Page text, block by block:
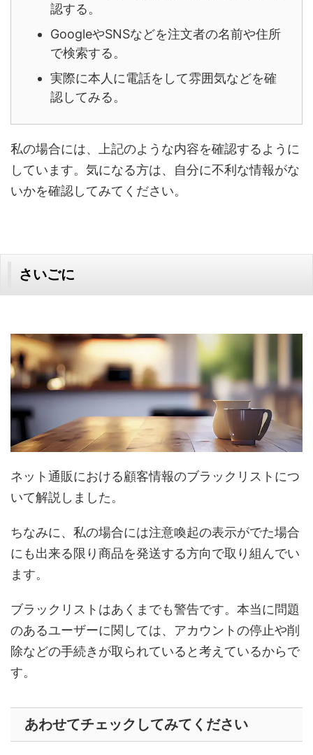
認する。
GoogleやSNSなどを注文者の名前や住所
で検索する。
実際に本人に電話をして雰囲気などを確
認してみる。
私の場合には、上記のような内容を確認するように
しています。気になる方は、自分に不利な情報がな
いかを確認してみてください。
さいごに
ネット通販における顧客情報のブラックリストにつ
いて解説しました。
ちなみに、私の場合には注意喚起の表示がでた場合
にも出来る限り商品を発送する方向で取り組んでい
ます。
ブラックリストはあくまでも警告です。本当に問題
のあるユーザーに関しては、アカウントの停止や削
除などの手続きが取られていると考えているからで
す。
あわせてチェックしてみてください